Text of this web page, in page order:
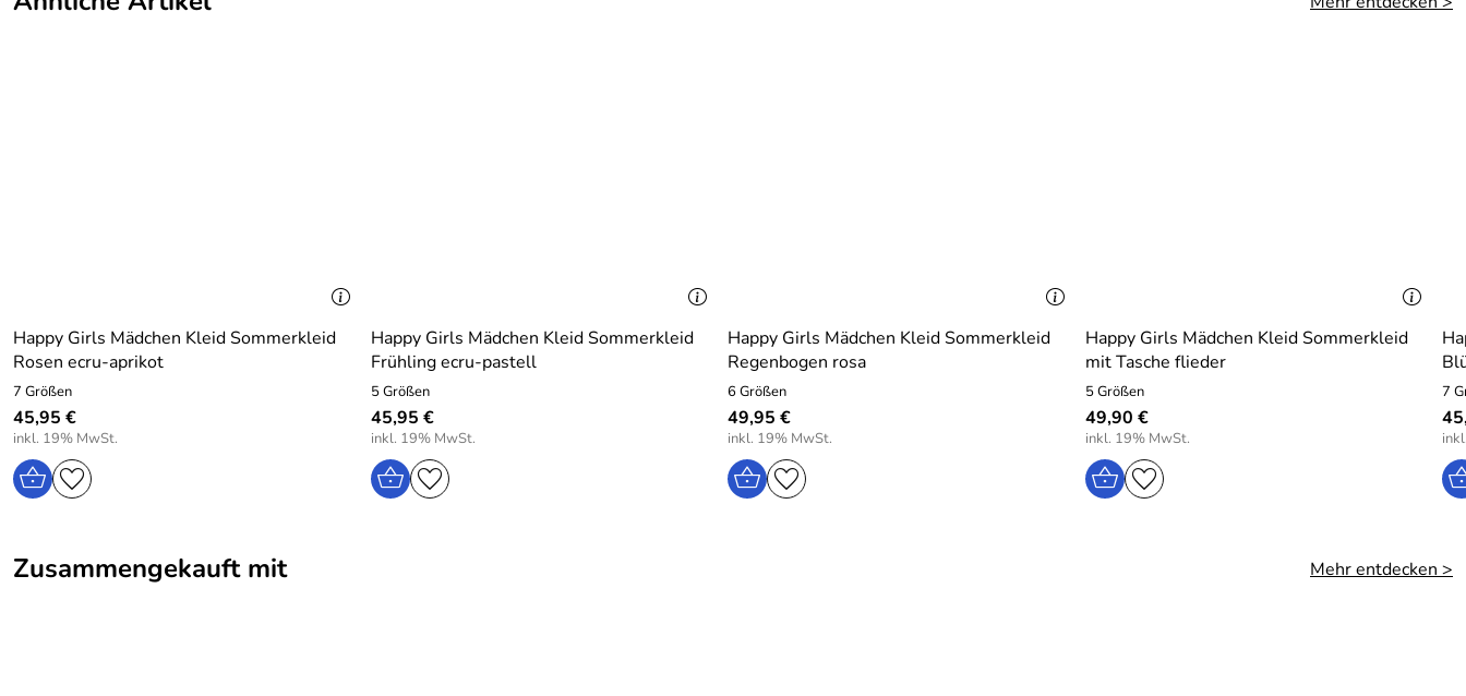
Happy Girls Mädchen Kleid Sommerkleid
Rosen ecru-aprikot
7 Größen
45,95 €
inkl. 19% MwSt.
Happy Girls Mädchen Kleid Sommerkleid
Frühling ecru-pastell
5 Größen
45,95 €
inkl. 19% MwSt.
Happy Girls Mädchen Kleid Sommerkleid
Regenbogen rosa
6 Größen
49,95 €
inkl. 19% MwSt.
Happy Girls Mädchen Kleid Sommerkleid
mit Tasche flieder
5 Größen
49,90 €
inkl. 19% MwSt.
7
Zusammengekauft mit Mehr entdecken >